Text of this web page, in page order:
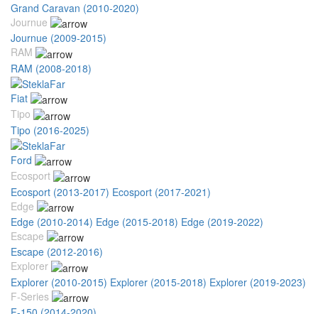
Grand Caravan (2010-2020)
Journue
Journue (2009-2015)
RAM
RAM (2008-2018)
Fiat
Tipo
Tipo (2016-2025)
Ford
Ecosport
Ecosport (2013-2017) Ecosport (2017-2021)
Edge
Edge (2010-2014) Edge (2015-2018) Edge (2019-2022)
Escape
Escape (2012-2016)
Explorer
Explorer (2010-2015) Explorer (2015-2018) Explorer (2019-2023)
F-Series